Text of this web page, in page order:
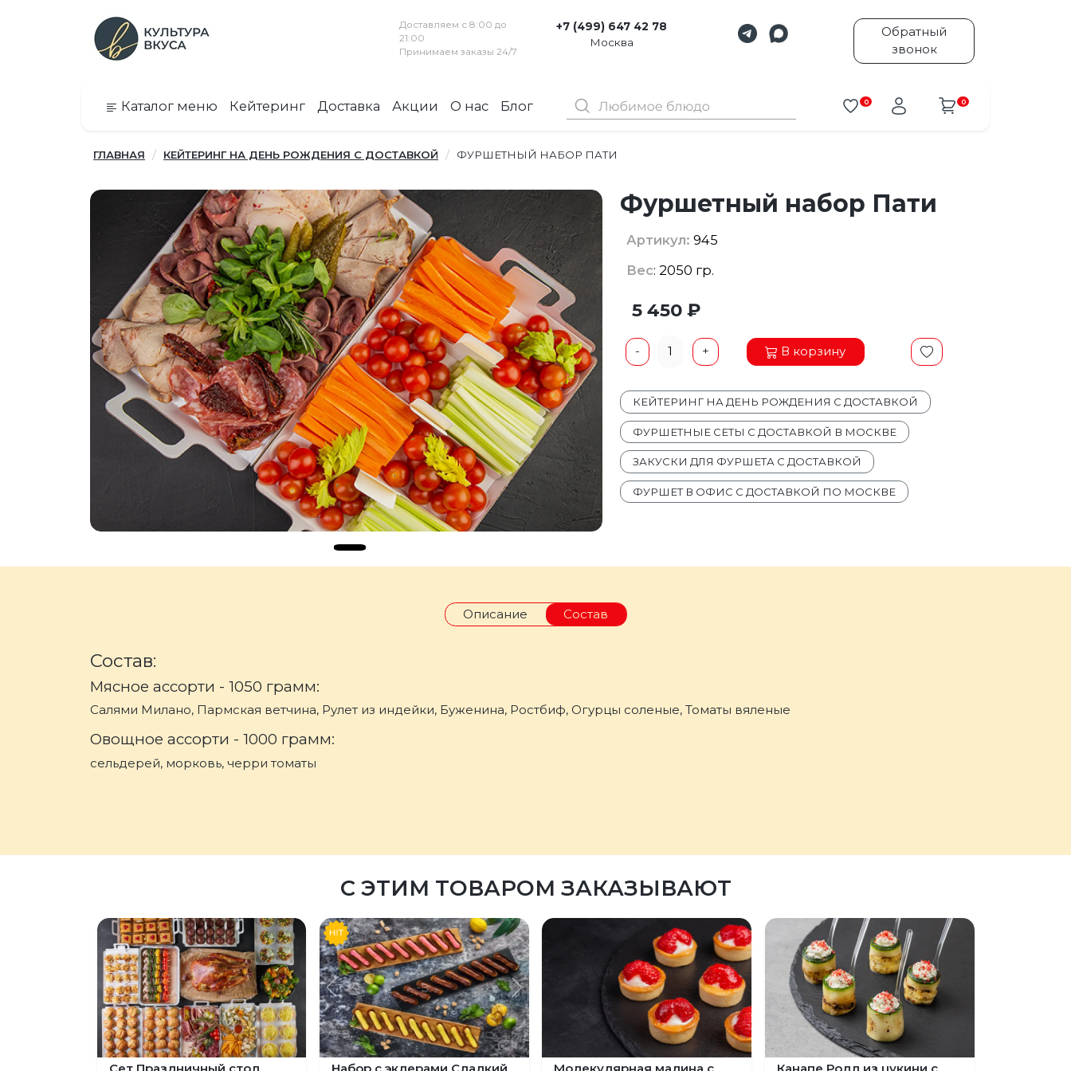
Доставляем с 8:00 до
21:00
Принимаем заказы 24/7
+7 (499) 647 42 78
Москва
Обратный
звонок
Каталог меню Кейтеринг Доставка Акции О нас Блог Контакты 0 0
ГЛАВНАЯ КЕЙТЕРИНГ НА ДЕНЬ РОЖДЕНИЯ С ДОСТАВКОЙ ФУРШЕТНЫЙ НАБОР ПАТИ
Фуршетный набор Пати
Артикул: 945
Вес: 2050 гр.
5 450 ₽
- 1 + В корзину
КЕЙТЕРИНГ НА ДЕНЬ РОЖДЕНИЯ С ДОСТАВКОЙ
ФУРШЕТНЫЕ СЕТЫ С ДОСТАВКОЙ В МОСКВЕ
ЗАКУСКИ ДЛЯ ФУРШЕТА С ДОСТАВКОЙ
ФУРШЕТ В ОФИС С ДОСТАВКОЙ ПО МОСКВЕ
Описание Состав
Состав:
Мясное ассорти - 1050 грамм:
Салями Милано, Пармская ветчина, Рулет из индейки, Буженина, Ростбиф, Огурцы соленые, Томаты вяленые
Овощное ассорти - 1000 грамм:
сельдерей, морковь, черри томаты
С ЭТИМ ТОВАРОМ ЗАКАЗЫВАЮТ
Предыдущий Следующий